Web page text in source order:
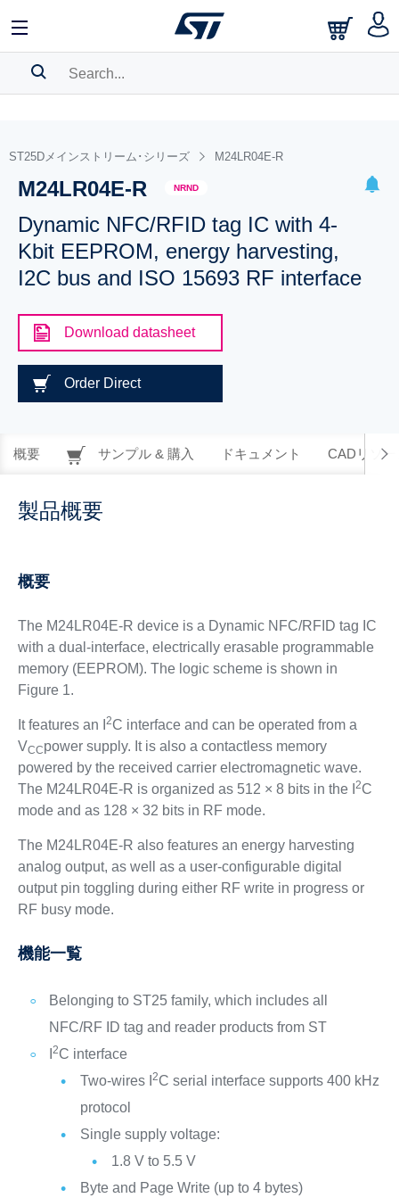
BOOKMARK
Please log into show your saved searches.
ST25Dメインストリーム･シリーズ M24LR04E-R
M24LR04E-R NRND
Dynamic NFC/RFID tag IC with 4-
Kbit EEPROM, energy harvesting,
I2C bus and ISO 15693 RF interface
Download datasheet
Order Direct
概要 サンプル & 購入 ドキュメント CADリソー
製品概要
概要
The M24LR04E-R device is a Dynamic NFC/RFID tag IC
with a dual-interface, electrically erasable programmable
memory (EEPROM). The logic scheme is shown in
Figure 1.
It features an I 2C interface and can be operated from a
VCCpower supply. It is also a contactless memory
powered by the received carrier electromagnetic wave.
The M24LR04E-R is organized as 512 × 8 bits in the I 2C
mode and as 128 × 32 bits in RF mode.
The M24LR04E-R also features an energy harvesting
analog output, as well as a user-configurable digital
output pin toggling during either RF write in progress or
RF busy mode.
機能一覧
Belonging to ST25 family, which includes all
NFC/RF ID tag and reader products from ST
2C interface
Two-wires I 2C serial interface supports 400 kHz
protocol
Single supply voltage:
1.8 V to 5.5 V
Byte and Page Write (up to 4 bytes)